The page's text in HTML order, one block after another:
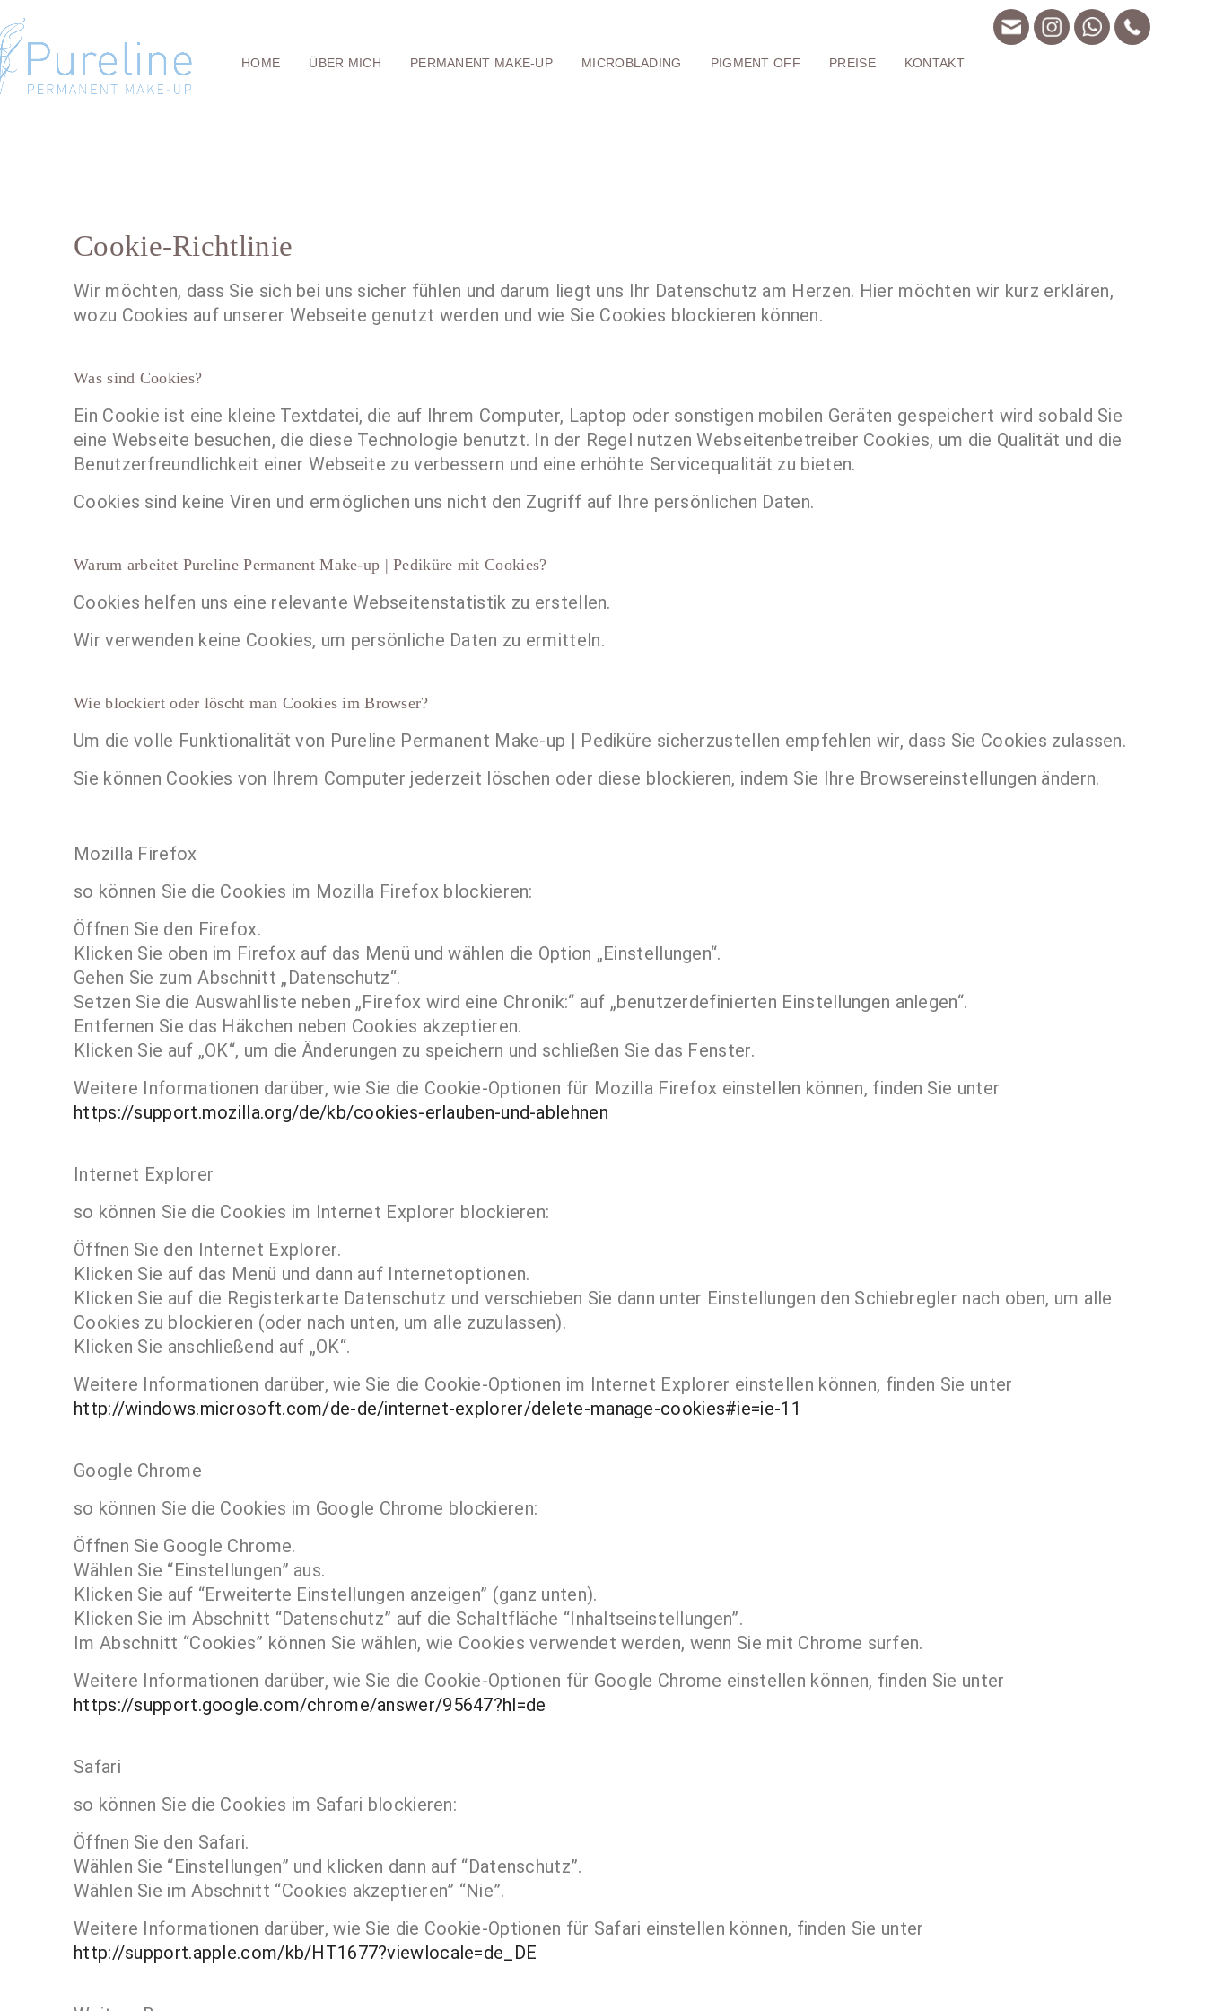
HOME ÜBER MICH PERMANENT MAKE-UP MICROBLADING PIGMENT OFF PREISE KONTAKT
Get A Quote!
Cookie-Richtlinie
Wir möchten, dass Sie sich bei uns sicher fühlen und darum liegt uns Ihr Datenschutz am Herzen. Hier möchten wir kurz erklären,
wozu Cookies auf unserer Webseite genutzt werden und wie Sie Cookies blockieren können.
Was sind Cookies?
Ein Cookie ist eine kleine Textdatei, die auf Ihrem Computer, Laptop oder sonstigen mobilen Geräten gespeichert wird sobald Sie
eine Webseite besuchen, die diese Technologie benutzt. In der Regel nutzen Webseitenbetreiber Cookies, um die Qualität und die
Benutzerfreundlichkeit einer Webseite zu verbessern und eine erhöhte Servicequalität zu bieten.
Cookies sind keine Viren und ermöglichen uns nicht den Zugriff auf Ihre persönlichen Daten.
Warum arbeitet Pureline Permanent Make-up | Pediküre mit Cookies?
Cookies helfen uns eine relevante Webseitenstatistik zu erstellen.
Wir verwenden keine Cookies, um persönliche Daten zu ermitteln.
Wie blockiert oder löscht man Cookies im Browser?
Um die volle Funktionalität von Pureline Permanent Make-up | Pediküre sicherzustellen empfehlen wir, dass Sie Cookies zulassen.
Sie können Cookies von Ihrem Computer jederzeit löschen oder diese blockieren, indem Sie Ihre Browsereinstellungen ändern.
Mozilla Firefox
so können Sie die Cookies im Mozilla Firefox blockieren:
Öffnen Sie den Firefox.
Klicken Sie oben im Firefox auf das Menü und wählen die Option „Einstellungen“.
Gehen Sie zum Abschnitt „Datenschutz“.
Setzen Sie die Auswahlliste neben „Firefox wird eine Chronik:“ auf „benutzerdefinierten Einstellungen anlegen“.
Entfernen Sie das Häkchen neben Cookies akzeptieren.
Klicken Sie auf „OK“, um die Änderungen zu speichern und schließen Sie das Fenster.
Weitere Informationen darüber, wie Sie die Cookie-Optionen für Mozilla Firefox einstellen können, finden Sie unter
https://support.mozilla.org/de/kb/cookies-erlauben-und-ablehnen
Internet Explorer
so können Sie die Cookies im Internet Explorer blockieren:
Öffnen Sie den Internet Explorer.
Klicken Sie auf das Menü und dann auf Internetoptionen.
Klicken Sie auf die Registerkarte Datenschutz und verschieben Sie dann unter Einstellungen den Schiebregler nach oben, um alle
Cookies zu blockieren (oder nach unten, um alle zuzulassen).
Klicken Sie anschließend auf „OK“.
Weitere Informationen darüber, wie Sie die Cookie-Optionen im Internet Explorer einstellen können, finden Sie unter
http://windows.microsoft.com/de-de/internet-explorer/delete-manage-cookies#ie=ie-11
Google Chrome
so können Sie die Cookies im Google Chrome blockieren:
Öffnen Sie Google Chrome.
Wählen Sie “Einstellungen” aus.
Klicken Sie auf “Erweiterte Einstellungen anzeigen” (ganz unten).
Klicken Sie im Abschnitt “Datenschutz” auf die Schaltfläche “Inhaltseinstellungen”.
Im Abschnitt “Cookies” können Sie wählen, wie Cookies verwendet werden, wenn Sie mit Chrome surfen.
Weitere Informationen darüber, wie Sie die Cookie-Optionen für Google Chrome einstellen können, finden Sie unter
https://support.google.com/chrome/answer/95647?hl=de
Safari
so können Sie die Cookies im Safari blockieren:
Öffnen Sie den Safari.
Wählen Sie “Einstellungen” und klicken dann auf “Datenschutz”.
Wählen Sie im Abschnitt “Cookies akzeptieren” “Nie”.
Weitere Informationen darüber, wie Sie die Cookie-Optionen für Safari einstellen können, finden Sie unter
http://support.apple.com/kb/HT1677?viewlocale=de_DE